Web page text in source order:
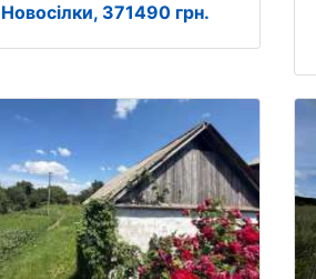
Новосілки, 371490 грн.